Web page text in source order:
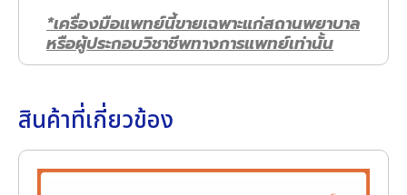
*เครื่องมือแพทย์นี้ขายเฉพาะแก่สถานพยาบาล
หรือผู้ประกอบวิชาชีพทางการแพทย์เท่านั้น
สินค้าที่เกี่ยวข้อง